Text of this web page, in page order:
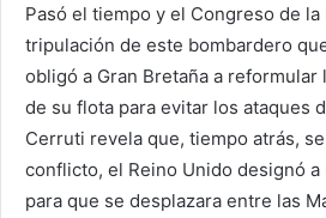
Pasó el tiempo y el Congreso de
tripulación de este bombardero
obligó a Gran Bretaña a reformular
de su flota para evitar los ataques
Cerruti revela que, tiempo atrás,
conflicto, el Reino Unido designó
para que se desplazara entre las